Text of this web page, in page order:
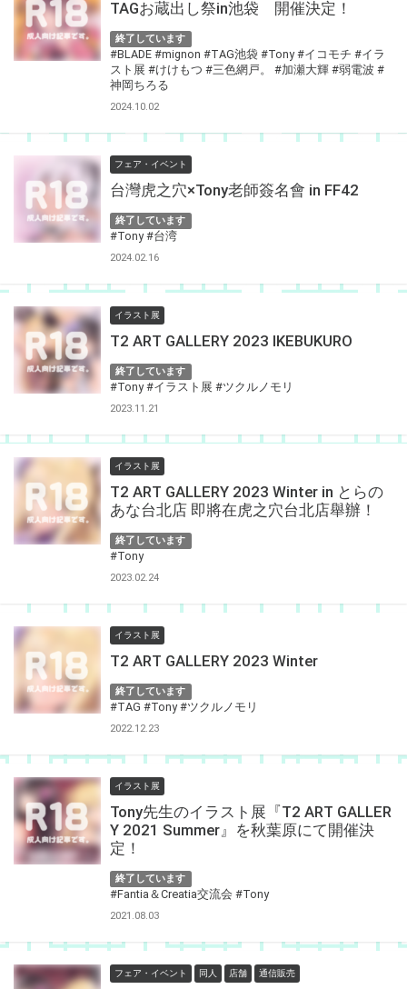
TAGお蔵出し祭in池袋 開催決定！
終了しています
#BLADE #mignon #TAG池袋 #Tony #イコモチ #イラ
スト展 #けけもつ #三色網戸。 #加瀬大輝 #弱電波 #
神岡ちろる
2024.10.02
フェア・イベント
台灣虎之穴×Tony老師簽名會 in FF42
終了しています
#Tony #台湾
2024.02.16
イラスト展
T2 ART GALLERY 2023 IKEBUKURO
終了しています
#Tony #イラスト展 #ツクルノモリ
2023.11.21
イラスト展
T2 ART GALLERY 2023 Winter in とらの
あな台北店 即將在虎之穴台北店舉辦！
終了しています
#Tony
2023.02.24
イラスト展
T2 ART GALLERY 2023 Winter
終了しています
#TAG #Tony #ツクルノモリ
2022.12.23
イラスト展
Tony先生のイラスト展『T2 ART GALLER
Y 2021 Summer』を秋葉原にて開催決
定！
終了しています
#Fantia＆Creatia交流会 #Tony
2021.08.03
フェア・イベント 同人 店舗 通信販売